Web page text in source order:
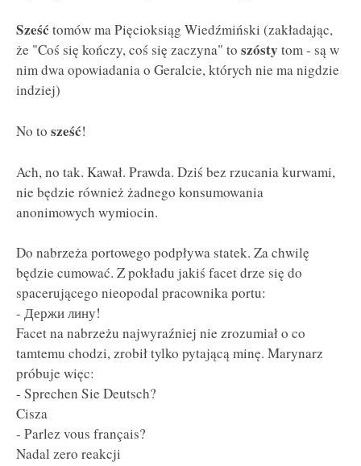
Sześć tomów ma Pięcioksiąg Wiedźmiński (zakładając,
że "Coś się kończy, coś się zaczyna" to szósty tom - są w
nim dwa opowiadania o Geralcie, których nie ma nigdzie
indziej)
No to sześć!
Ach, no tak. Kawał. Prawda. Dziś bez rzucania kurwami,
nie będzie również żadnego konsumowania
anonimowych wymiocin.
Do nabrzeża portowego podpływa statek. Za chwilę
będzie cumować. Z pokładu jakiś facet drze się do
spacerującego nieopodal pracownika portu:
- Держи лину!
Facet na nabrzeżu najwyraźniej nie zrozumiał o co
tamtemu chodzi, zrobił tylko pytającą minę. Marynarz
próbuje więc:
- Sprechen Sie Deutsch?
Cisza
- Parlez vous français?
Nadal zero reakcji